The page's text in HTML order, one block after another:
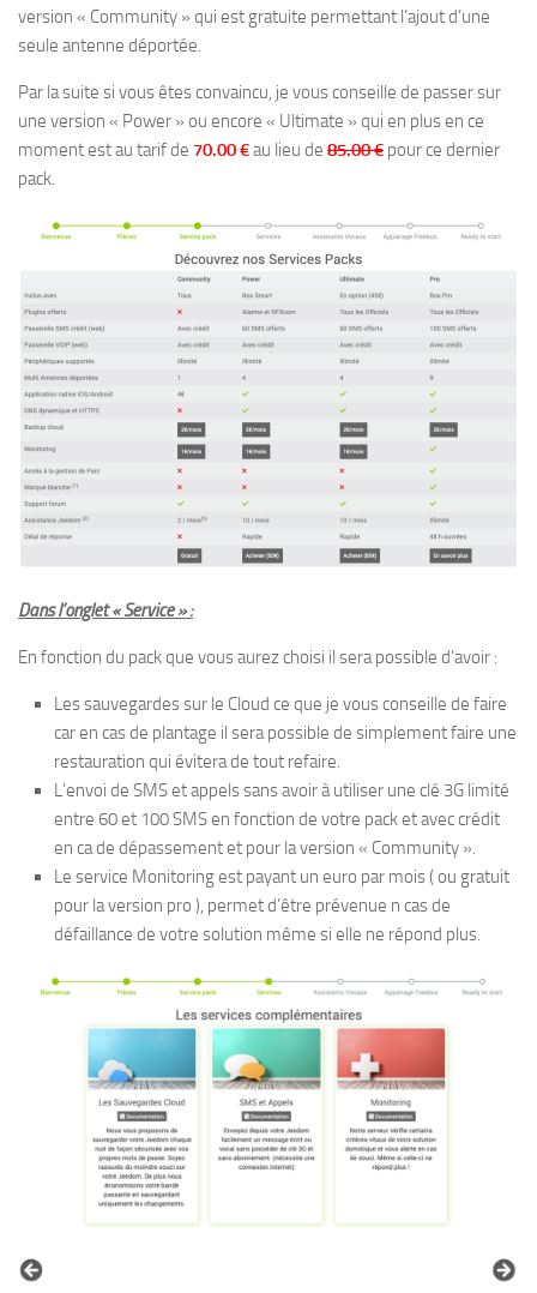
version « Community » qui est gratuite permettant l’ajout d’une
seule antenne déportée.
Par la suite si vous êtes convaincu, je vous conseille de passer sur
une version « Power » ou encore « Ultimate » qui en plus en ce
moment est au tarif de 70.00 €au lieu de 85.00 € pour ce dernier
pack.
Dans l’onglet « Service » :
En fonction du pack que vous aurez choisi il sera possible d’avoir :
Les sauvegardes sur le Cloud ce que je vous conseille de faire
car en cas de plantage il sera possible de simplement faire une
restauration qui évitera de tout refaire.
L’envoi de SMS et appels sans avoir à utiliser une clé 3G limité
entre 60 et 100 SMS en fonction de votre pack et avec crédit
en ca de dépassement et pour la version « Community ».
Le service Monitoring est payant un euro par mois ( ou gratuit
pour la version pro ), permet d’être prévenue n cas de
défaillance de votre solution même si elle ne répond plus.